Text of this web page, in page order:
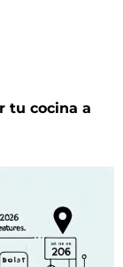
tu cocina a